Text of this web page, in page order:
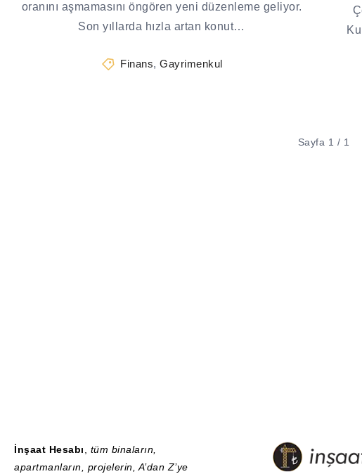
oranını aşmamasını öngören yeni düzenleme geliyor.
Son yıllarda hızla artan konut…
Finans,Gayrimenkul
Sayfa 1 / 1
İnşaat Hesabı
tüm binaların,
apartmanların, projelerin, A’dan Z’ye